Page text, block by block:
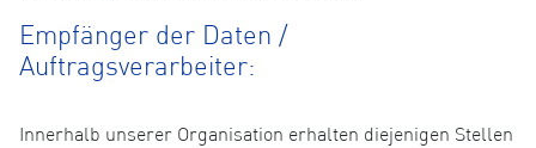
Empfänger der Daten /
Auftragsverarbeiter:
Innerhalb unserer Organisation erhalten diejenigen Stellen